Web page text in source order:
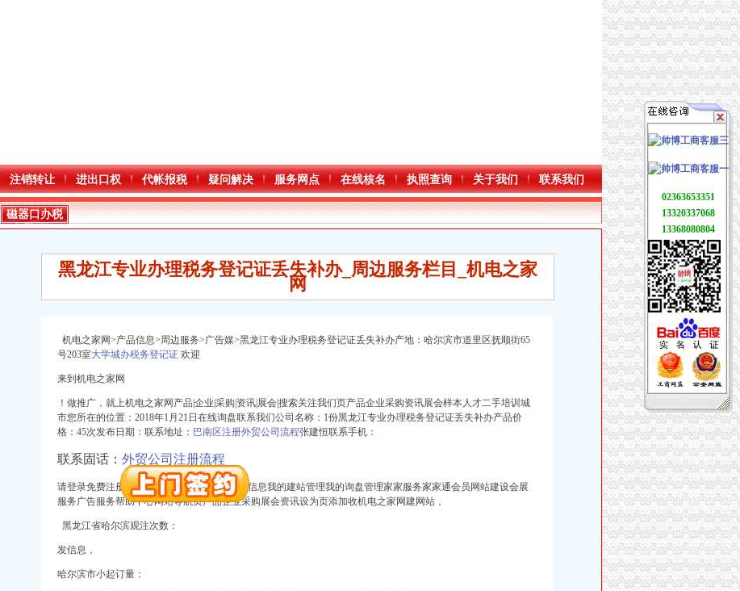
注销转让 进出口权 代帐报税 疑问解决 服务网点 在线核名 执照查询 关于我们 联系我们
注册）
出口权）
权）
（工商注册）
司 渝江 （工商注册）
磁器口办税
务登记证
黑龙江专业办理税务登记证丢失补办_周边服务栏目_机电之家
网
机电之家网>产品信息>周边服务>广告媒>黑龙江专业办理税务登记证丢失补办产地：哈尔滨市道里区抚顺街65
号203室大学城办税务登记证 欢迎
来到机电之家网
！做推广，就上机电之家网产品|企业|采购|资讯|展会|搜索关注我们页产品企业采购资讯展会样本人才二手培训城
市您所在的位置：2018年1月21日在线询盘联系我们公司名称：1份黑龙江专业办理税务登记证丢失补办产品价
格：45次发布日期：联系地址： 巴南区注册外贸公司流程张建恒联系手机：
联系固话： 外贸公司注册流程
请登录免费注册[站内导航]家家平台我的产品信息我的建站管理我的询盘管理家家服务家家通会员网站建设会展
服务广告服务帮助中心网站导航页产品企业采购展会资讯设为页添加收机电之家网建网站，
黑龙江省哈尔滨观注次数：
发信息，
哈尔滨市小起订量：
02363653351
13320337068
13368080804